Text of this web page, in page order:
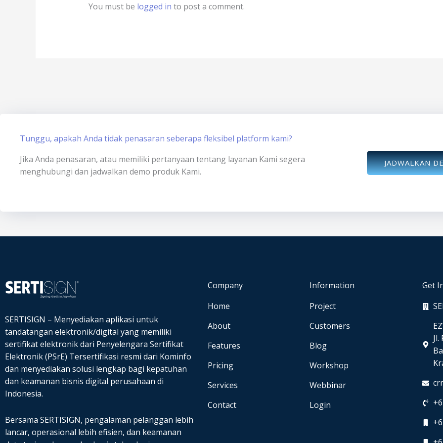
You must be logged in to post a comment.
Tunggu, apakah Anda tidak penasaran seberapa fleksibel platform kami?
Jika Anda penasaran, atau memiliki pertanyaan tentang layanan Kami segera
menghubungi dan jadwalkan demo produk Kami.
JADWALKAN
SERTISIGN – Menyediakan aplikasi untuk
tandatangan elektronik/digital yang memiliki
sertifikat elektronik dari Penyelengara Sertifikat
Elektronik (PSrE) Tersertifikasi resmi dari Kominfo
dan menyediakan solusi lengkap bagi kepatuhan
dan keamanan bisnis digital perusahaan di
Indonesia.
Bersama SERTISIGN, pengalaman pelanggan lebih
lancar, operasional lebih efisien, dan keamanan
Company
Home
About
Features
Pricing
Services
Contact
Information
Project
Customers
Blog
Workshop
Webbinar
Login
Get